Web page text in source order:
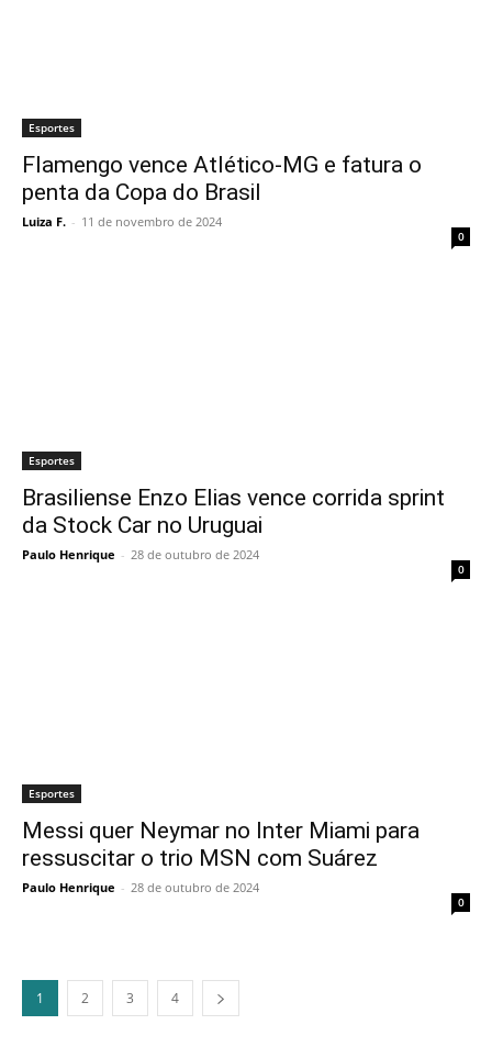
Esportes
Flamengo vence Atlético-MG e fatura o
penta da Copa do Brasil
Luiza F. - 11 de novembro de 2024
0
Esportes
Brasiliense Enzo Elias vence corrida sprint
da Stock Car no Uruguai
Paulo Henrique - 28 de outubro de 2024
0
Esportes
Messi quer Neymar no Inter Miami para
ressuscitar o trio MSN com Suárez
Paulo Henrique - 28 de outubro de 2024
0
1 2 3 4